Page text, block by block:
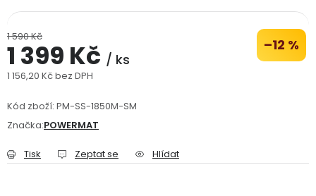
Kontakt
Reklamační formulář
Obchodní podmínky Reklamační řád
1 590 Kč –12 %
1 399 Kč / ks
1 156,20 Kč bez DPH
Kód zboží: PM-SS-1850M-SM
Značka:POWERMAT
Tisk Zeptat se Hlídat